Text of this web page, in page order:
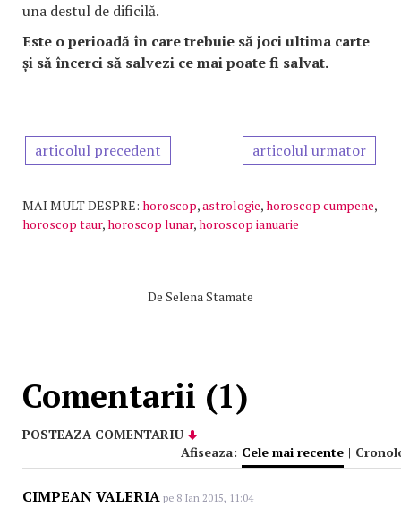
una destul de dificilă.
Este o perioadă în care trebuie să joci ultima carte
și să încerci să salvezi ce mai poate fi salvat.
articolul precedent articolul urmator
MAI MULT DESPRE: horoscop,astrologie,horoscop cumpene,
horoscop taur,horoscop lunar,horoscop ianuarie
De Selena Stamate
Comentarii (1)
POSTEAZA COMENTARIU
Afiseaza: Cele mai recente |
CIMPEAN VALERIA pe 8 Ian 2015, 11:04